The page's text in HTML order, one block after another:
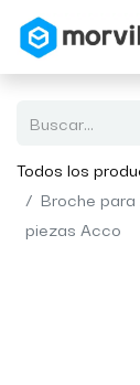
Todos los
Broche
piezas Acco